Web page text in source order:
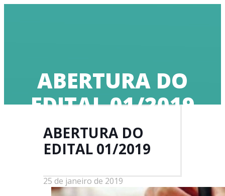
ABERTURA DO
EDITAL 01/2019
ABERTURA DO
EDITAL 01/2019
25 de janeiro de 2019